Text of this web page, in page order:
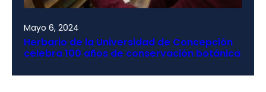
Mayo 6, 2024
Herbario de la Universidad de Concepción
celebra 100 años de conservación botánica